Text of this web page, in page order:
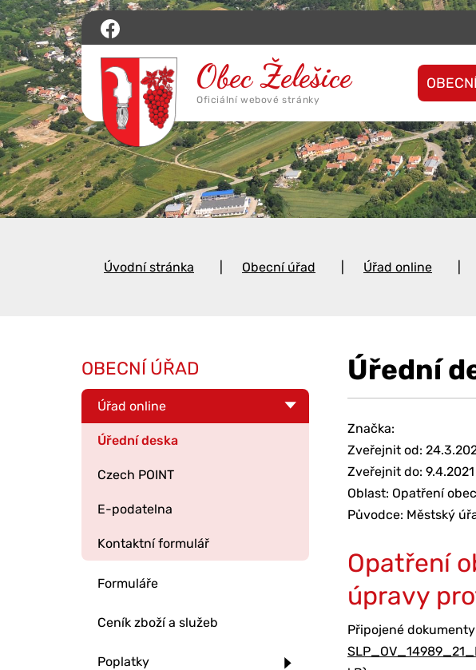
Úvodní stránka Obecní úřad Úřad online
Úřední
Značka:
Zveřejnit od:
Zveřejnit do: 9.4.2021
Oblast: Opatření
Původce: Městský
Opatření
úpravy
Připojené
OBECNÍ ÚŘAD
Úřad online
Úřední deska
Czech POINT
E-podatelna
Kontaktní formulář
Formuláře
Ceník zboží a služeb
Poplatky